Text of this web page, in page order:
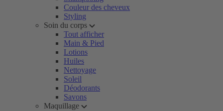
Couleur des cheveux
Styling
Soin du corps
Tout afficher
Main & Pied
Lotions
Huiles
Nettoyage
Soleil
Déodorants
Savons
Maquillage